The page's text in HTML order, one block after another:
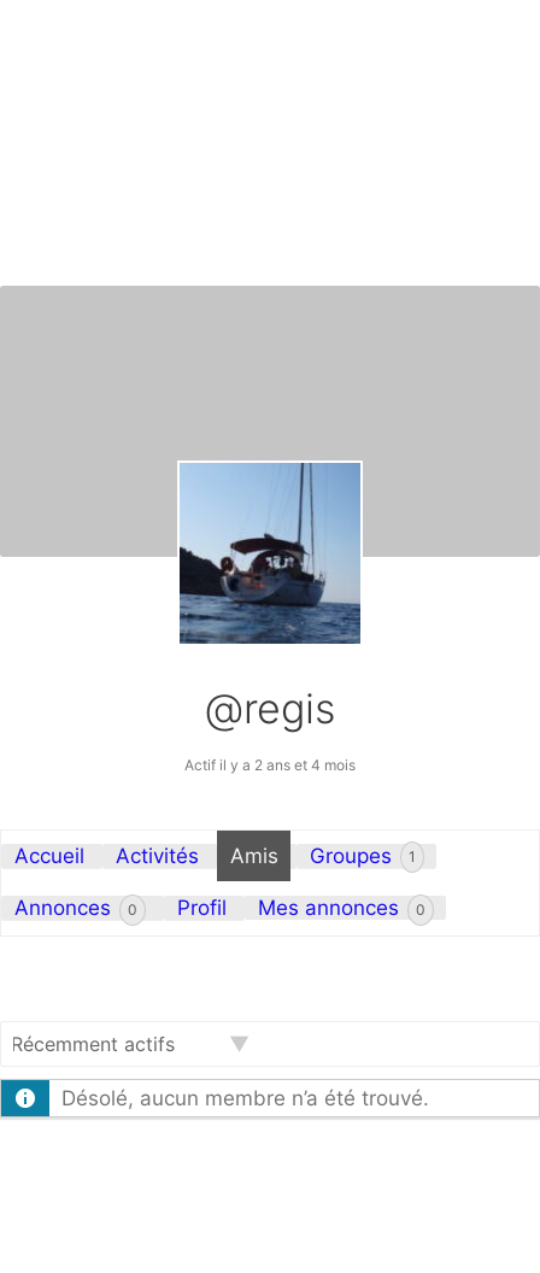
@regis
Actif il y a 2 ans et 4 mois
Accueil Activités Amis Groupes 1
Annonces 0 Profil Mes annonces 0
par
Désolé, aucun membre n’a été trouvé.